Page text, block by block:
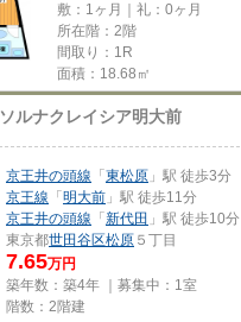
敷：1ヶ月｜礼：0ヶ月
所在階：2階
間取り：1R
面積：18.68㎡
ソルナクレイシア明大前
京王井の頭線 「東松原 」駅 徒歩3分
京王線 「明大前 」駅 徒歩11分
京王井の頭線 「新代田 」駅 徒歩10分
東京都世田谷区松原 ５丁目
7.65万円
築年数：築4年 ｜募集中： 1室
階数：2階建